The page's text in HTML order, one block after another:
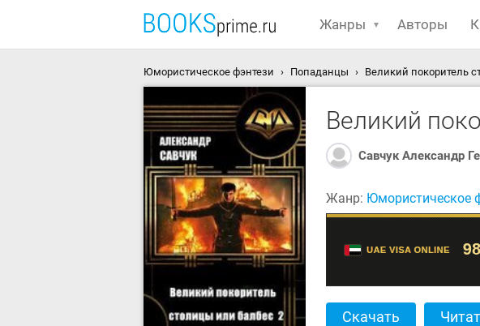
Жанры Авторы
Юмористическое фэнтези Попаданцы Великий покоритель
Великий
Савчук Александр
Жанр: Юмористическое
Скачать